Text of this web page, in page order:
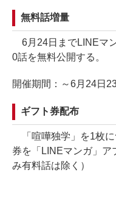
無料話増量
6月24日までLINEマ
0話を無料公開する。
開催期間：～6月24日
ギフト券配布
「喧嘩独学」を1枚に
券を「LINEマンガ」
み有料話は除く）